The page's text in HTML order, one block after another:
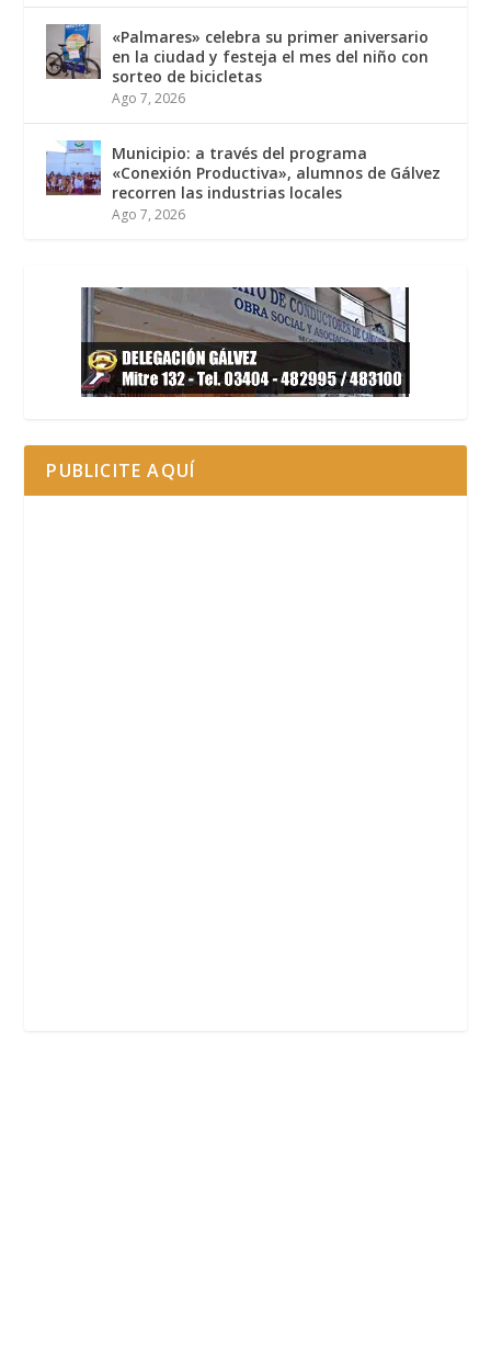
«Palmares» celebra su primer aniversario
en la ciudad y festeja el mes del niño con
sorteo de bicicletas
Ago 7, 2026
Municipio: a través del programa
«Conexión Productiva», alumnos de Gálvez
recorren las industrias locales
Ago 7, 2026
PUBLICITE AQUÍ